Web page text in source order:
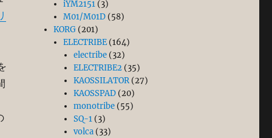
iYM2151 (3)
M01/M01D (58)
KORG (201)
ELECTRIBE (164)
electribe(32)
ELECTRIBE2(35)
KAOSSILATOR(27)
KAOSSPAD(20)
monotribe(55)
SQ-1(3)
volca(33)